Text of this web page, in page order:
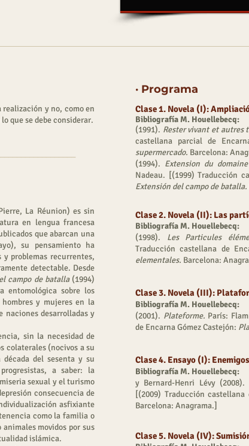
y no, como en
que se debe considerar.
La Réunion) es sin
en lengua francesa
que abarcan una
su pensamiento ha
problemas recurrentes,
detectable. Desde
campo de batalla (1994)
entomológica sobre los
y mujeres en la
desarrolladas y
sin la necesidad de
colaterales (nocivos a su
del sesenta y su
a saber: la
sexual y el turismo
consecuencia de
asfixiante
como la familia o
movidos por sus
islámica.
· Programa
Clase 1. Novela (I):
Bibliografía M. Houellebecq:
(1991). Rester vivant et autres
castellana parcial de
supermercado. Barcelona:
(1994). Extension du
Nadeau. [(1999) Traducción
Extensión del campo de batalla.
Clase 2. Novela (II): Las
Bibliografía M. Houellebecq:
(1998). Les Particules
Traducción castellana de
elementales. Barcelona:
Clase 3. Novela (III):
Bibliografía M. Houellebecq:
(2001). Plateforme. París:
de Encarna Gómez Castejón:
Clase 4. Ensayo (I):
Bibliografía M. Houellebecq:
y Bernard-Henri Lévy (2008).
[(2009) Traducción
Barcelona: Anagrama.]
Clase 5. Novela (IV):